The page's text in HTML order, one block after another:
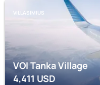
VILLASIMIUS
VOI Tanka Village
4,411USD